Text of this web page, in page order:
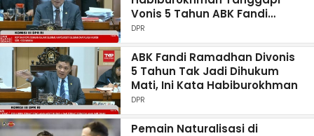
Vonis 5 Tahun ABK Fandi
Ramadhan
DPR
ABK Fandi Ramadhan Divonis
5 Tahun Tak Jadi Dihukum
Mati, Ini Kata Habiburokhman
DPR
Pemain Naturalisasi di